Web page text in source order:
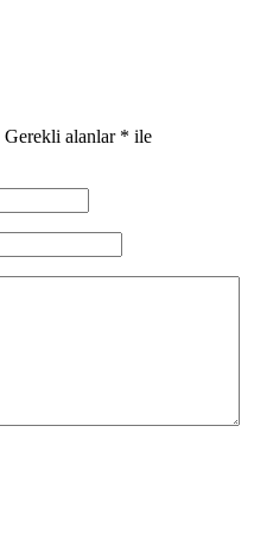
Gerekli alanlar * ile